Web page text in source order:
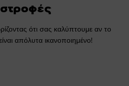
ότι σας καλύπτουμε αν το
απόλυτα ικανοποιημένο!